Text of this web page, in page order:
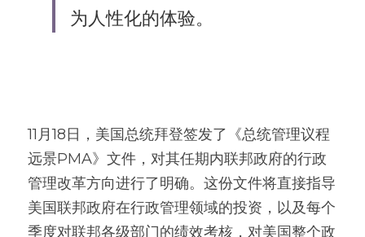
为人性化的体验。
11月18日，美国总统拜登签发了《总统管理议程
远景PMA》文件，对其任期内联邦政府的行政
管理改革方向进行了明确。这份文件将直接指导
美国联邦政府在行政管理领域的投资，以及每个
季度对联邦各级部门的绩效考核，对美国整个政